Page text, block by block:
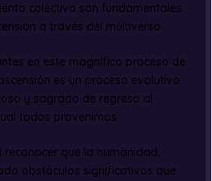
colectivo son fundamentales
a través del multiverso.
en este magnífico proceso de
es un proceso evolutivo
y sagrado de regreso al
todos provenimos.
reconocer que la humanidad,
obstáculos significativos que